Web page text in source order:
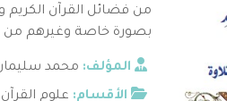
من فضائل القرآن الكريم
بصورة خاصة وغيرهم من
المؤلف: محمد سليمان
الأقسام: علوم القرآن